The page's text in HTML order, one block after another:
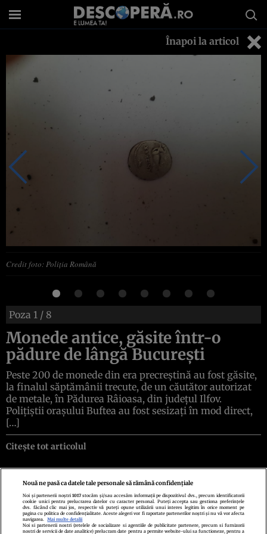
Înapoi la articol
Credit foto: Poliția Română
Poza 1 / 8
Monede antice, găsite într-o
pădure de lângă București
Peste 200 de monede din era precreștină au fost găsite,
la finalul săptămânii trecute, de un căutător autorizat
de metale, în Pădurea Râioasa, din județul Ilfov.
Polițiștii orașului Buftea au fost sesizați în mod direct,
[…]
Citește tot articolul
Politica de confidenţialitatePolitica de cookiesTermeni şi condiţii
Echipa redacționalăContactSetări Cookies
Nouă ne pasă ca datele tale personale să rămână confidențiale
Noi și partenerii noștri1017 stocăm și/sau accesăm informații pe dispozitivul dvs., precum identificatorii
cookie unici pentru prelucrarea datelor cu caracter personal. Puteți accepta sau gestiona preferințele
dvs. făcând clic mai jos, respectiv vă puteți opune utilizării unui interes legitim în orice moment pe
pagina cu politica de confidențialitate. Aceste alegeri vor fi raportate partenerilor noștri și nu vă vor afecta
navigarea.
Mai multe detalii
Noi si partenerii nostri (retelele de socializare si agentiile de publicitate partenere, precum si furnizorii
nostri de servicii de date analitice) prelucram date pentru a permite website-ului sa functioneze, pentru a